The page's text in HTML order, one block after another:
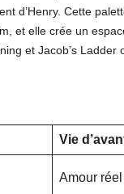
d’Henry. Cette
et elle crée un
et Jacob’s
Vie
Amour